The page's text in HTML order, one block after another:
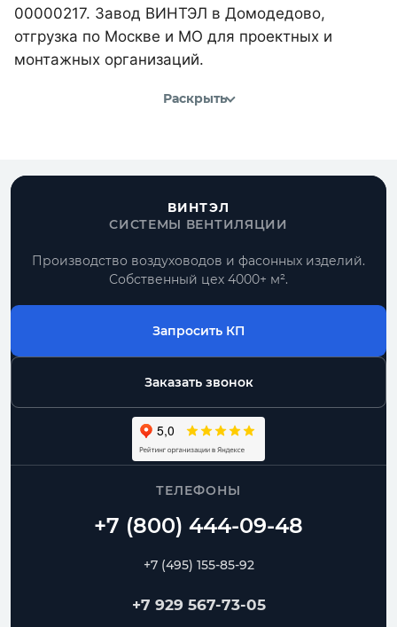
00000217. Завод ВИНТЭЛ в Домодедово,
отгрузка по Москве и МО для проектных и
монтажных организаций.
Раскрыть
ВИНТЭЛ
СИСТЕМЫ ВЕНТИЛЯЦИИ
Производство воздуховодов и фасонных изделий.
Собственный цех 4000+ м².
Запросить КП
Заказать звонок
ТЕЛЕФОНЫ
+7 (495) 155-85-92
+7 929 567-73-05